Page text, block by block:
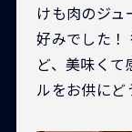
けも肉のジ
好みでした！
ど、美味く
ルをお供にど